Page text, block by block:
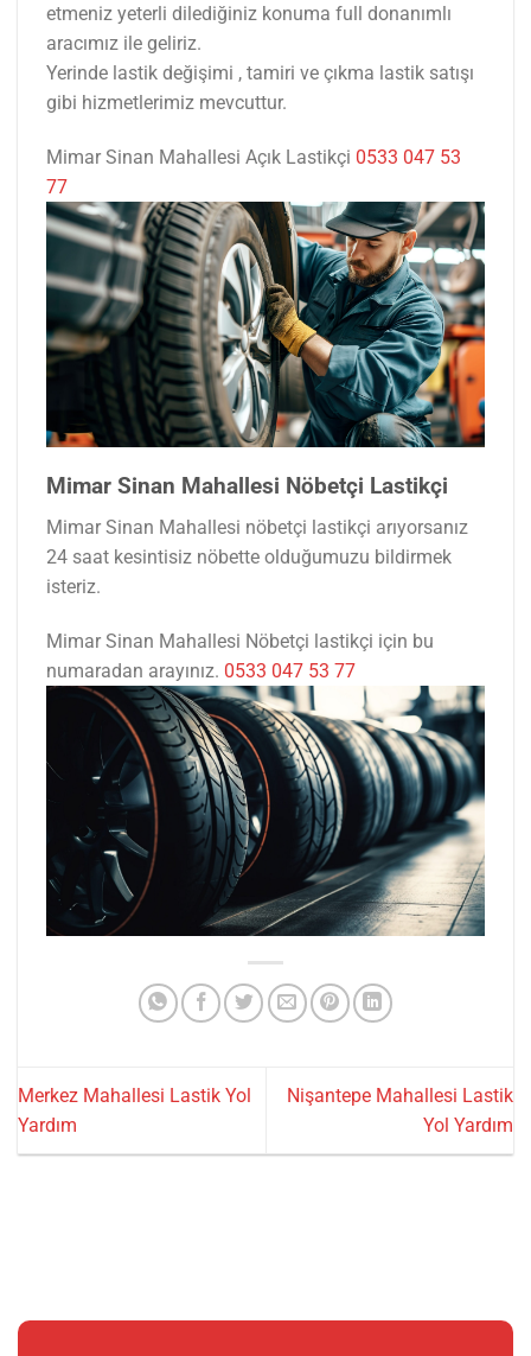
etmeniz yeterli dilediğiniz konuma full donanımlı
aracımız ile geliriz.
Yerinde lastik değişimi , tamiri ve çıkma lastik satışı
gibi hizmetlerimiz mevcuttur.
Mimar Sinan Mahallesi Açık Lastikçi 0533 047 53
77
Mimar Sinan Mahallesi Nöbetçi Lastikçi
Mimar Sinan Mahallesi nöbetçi lastikçi arıyorsanız
24 saat kesintisiz nöbette olduğumuzu bildirmek
isteriz.
Mimar Sinan Mahallesi Nöbetçi lastikçi için bu
numaradan arayınız. 0533 047 53 77
Merkez Mahallesi Lastik Yol
Yardım
Nişantepe Mahallesi Lastik
Yol Yardım